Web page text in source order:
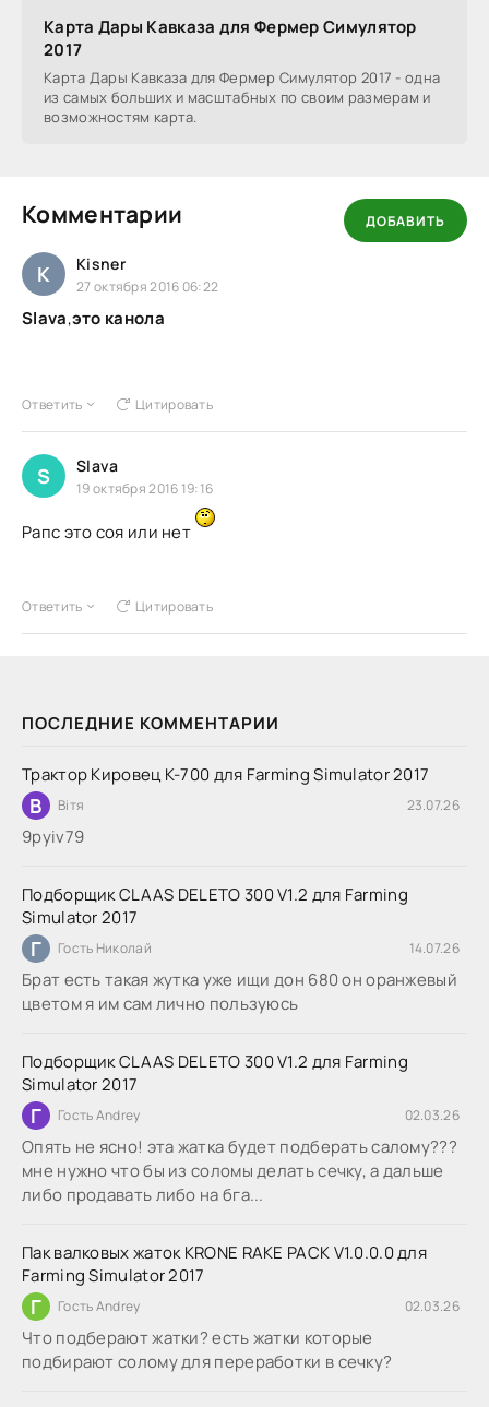
ПОСЛЕДНИЕ КОММЕНТАРИИ
Трактор Кировец К-700 для Farming Simulator 2017
В Вітя 23.07.26
9руіv79
Подборщик CLAAS DELETO 300 V1.2 для Farming
Simulator 2017
Г Гость Николай 14.07.26
Брат есть такая жутка уже ищи дон 680 он оранжевый
цветом я им сам лично пользуюсь
Подборщик CLAAS DELETO 300 V1.2 для Farming
Simulator 2017
Г Гость Andrey 02.03.26
Опять не ясно! эта жатка будет подберать салому???
мне нужно что бы из соломы делать сечку, а дальше
либо продавать либо на бга...
Пак валковых жаток KRONE RAKE PACK V1.0.0.0 для
Farming Simulator 2017
Г Гость Andrey 02.03.26
Что подберают жатки? есть жатки которые
подбирают солому для переработки в сечку?
Карта Дары Кавказа для Фермер Симулятор
2017
Карта Дары Кавказа для Фермер Симулятор 2017 - одна
из самых больших и масштабных по своим размерам и
возможностям карта.
Комментарии ДОБАВИТЬ
K Kisner
27 октября 2016 06:22
Slava,это канола
Ответить Цитировать
S Slava
19 октября 2016 19:16
Рапс это соя или нет
Ответить Цитировать